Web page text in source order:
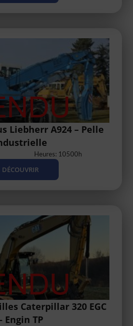
Liebherr A924 – Pelle
Heures: 10500h
DÉCOUVRIR
Caterpillar 320 EGC
Engin TP